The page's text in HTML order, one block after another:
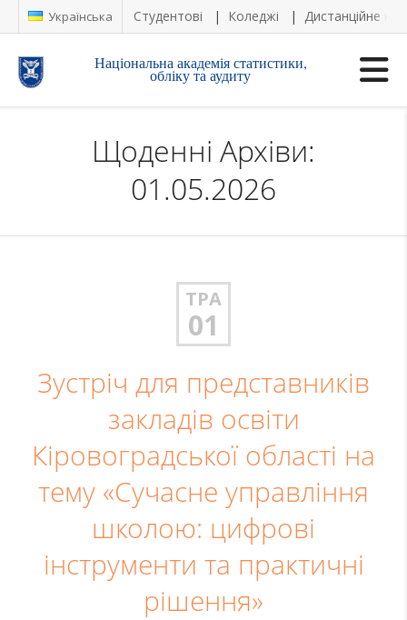
Українська Студентові Коледжі Дистанційне
Національна академія статистики,
обліку та аудиту
Щоденні Архіви:
01.05.2026
ТРА
01
Зустріч для представників
закладів освіти
Кіровоградської області на
тему «Сучасне управління
школою: цифрові
інструменти та практичні
рішення»